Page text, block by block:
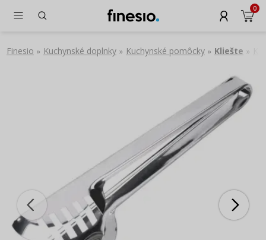
0
Finesio » Kuchynské doplnky » Kuchynské pomôcky » Kliešte »